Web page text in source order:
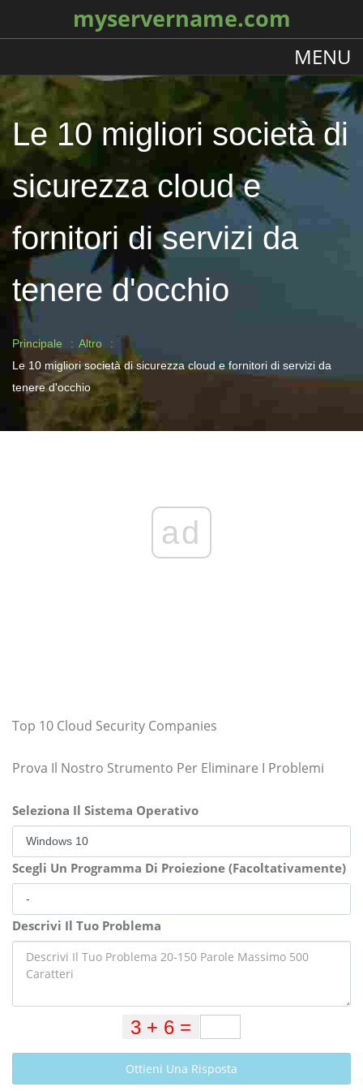
myservername.com
MENU
Le 10 migliori società di
sicurezza cloud e
fornitori di servizi da
tenere d'occhio
Principale
Altro
Le 10 migliori società di sicurezza cloud e fornitori di servizi da
tenere d'occhio
ad
Top 10 Cloud Security Companies
Prova Il Nostro Strumento Per Eliminare I Problemi
Seleziona Il Sistema Operativo
Scegli Un Programma Di Proiezione (Facoltativamente)
Descrivi Il Tuo Problema
Ottieni Una Risposta